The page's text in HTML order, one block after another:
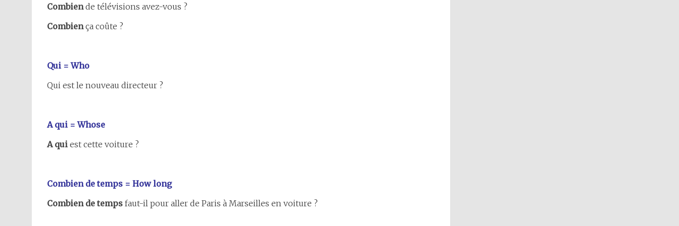
Combiende télévisions avez-vous ?
Combiença coûte ?
Qui = Who
Qui est le nouveau directeur ?
A qui = Whose
A qui est cette voiture ?
Combien de temps = How long
Combien de temps faut-il pour aller de Paris à Marseilles en voiture ?